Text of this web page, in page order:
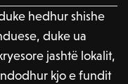
hedhur shishe
duke ua
jashtë lokalit,
kjo e fundit